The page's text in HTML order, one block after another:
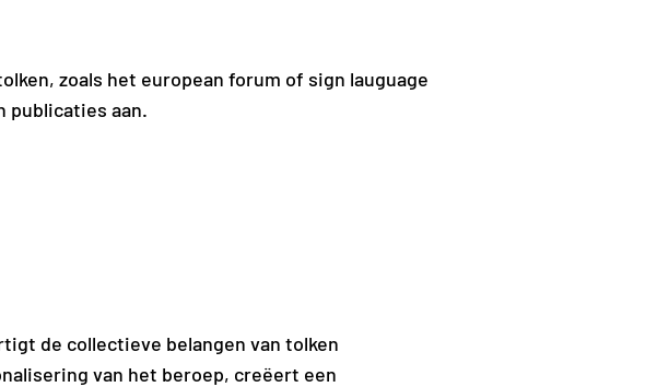
zoals het european forum of sign lauguage
publicaties aan.
de collectieve belangen van tolken
van het beroep, creëert een